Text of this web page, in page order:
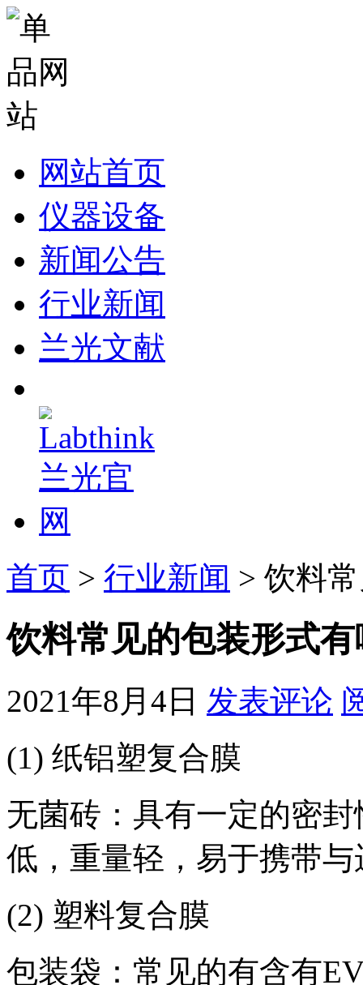
网站首页
仪器设备
新闻公告
行业新闻
兰光文献
首页 > 行业新闻 > 饮料
饮料常见的包装形式
2021年8月4日 发表评论
(1) 纸铝塑复合膜
无菌砖：具有一定的密
低，重量轻，易于携带
(2) 塑料复合膜
包装袋：常见的有含有